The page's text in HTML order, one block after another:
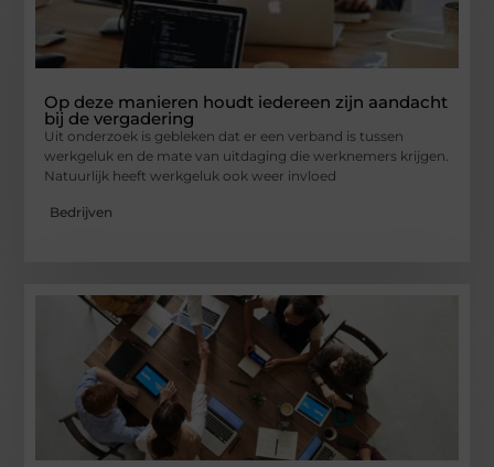
Op deze manieren houdt iedereen zijn aandacht
bij de vergadering
Uit onderzoek is gebleken dat er een verband is tussen
werkgeluk en de mate van uitdaging die werknemers krijgen.
Natuurlijk heeft werkgeluk ook weer invloed
Bedrijven